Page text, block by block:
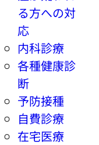
る方への対
応
内科診療
各種健康診
断
予防接種
自費診療
在宅医療